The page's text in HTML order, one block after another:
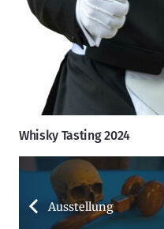
Whisky Tasting 2024
Ausstellung